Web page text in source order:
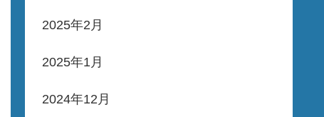
2025年2月
2025年1月
2024年12月